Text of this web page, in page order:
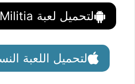
لتحميل لعبة Mini Militia مهكرة
لتحميل اللعبة